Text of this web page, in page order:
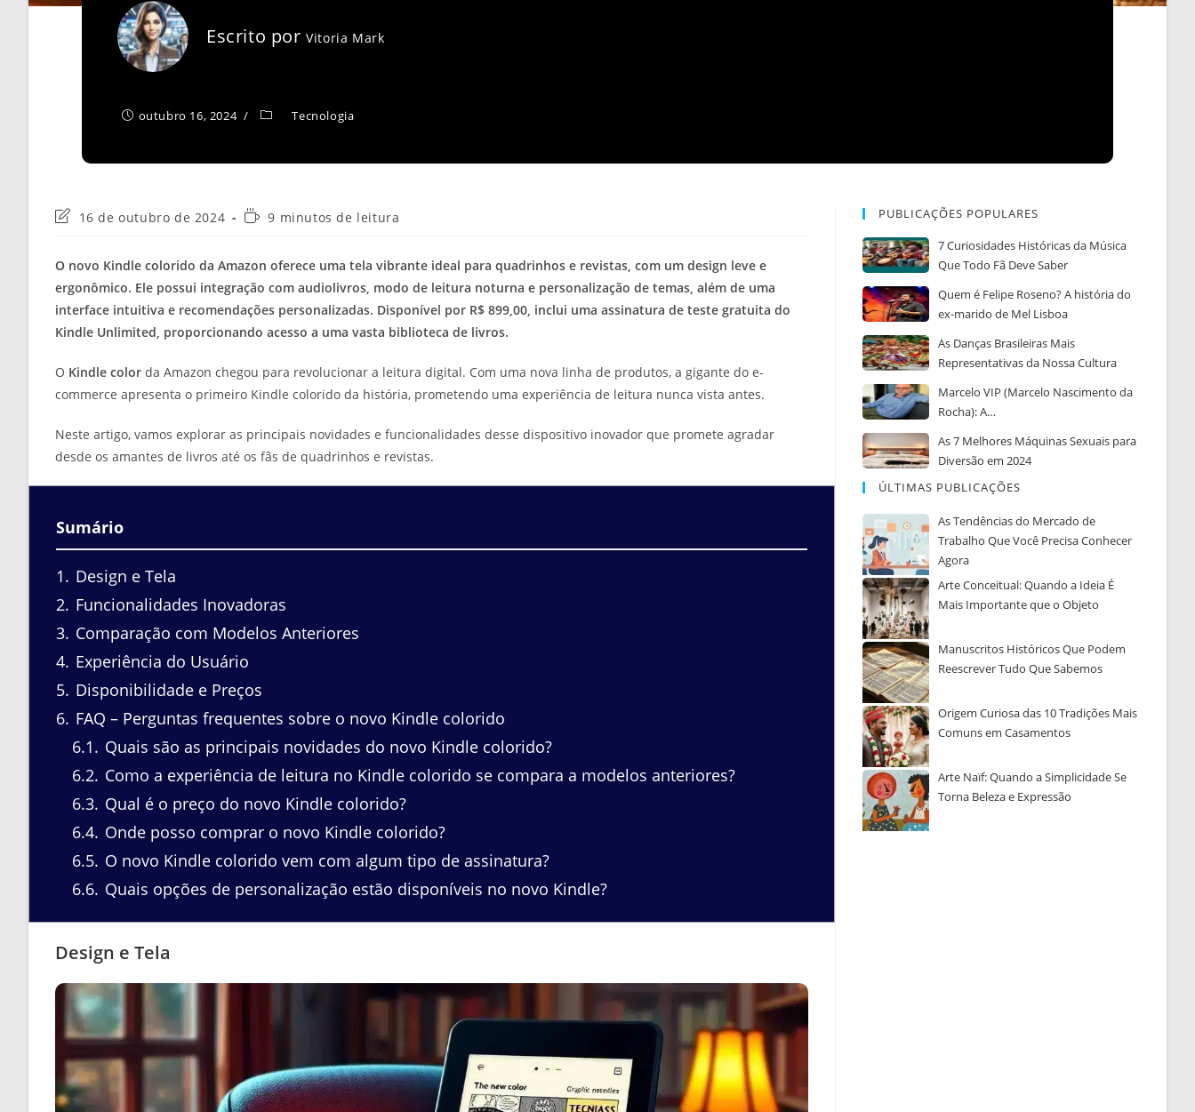
Escrito porVitoria Mark
outubro 16, 2024 Tecnologia
Última
post:
16 de outubro de 2024
Tempo9 minutos de leitura
O novo Kindle colorido da Amazon oferece uma tela vibrante ideal para quadrinhos e revistas, com um design leve e
ergonômico. Ele possui integração com audiolivros, modo de leitura noturna e personalização de temas, além de uma
interface intuitiva e recomendações personalizadas. Disponível por R$ 899,00, inclui uma assinatura de teste gratuita do
Kindle Unlimited, proporcionando acesso a uma vasta biblioteca de livros.
O Kindle color da Amazon chegou para revolucionar a leitura digital. Com uma nova linha de produtos, a gigante do e-
commerce apresenta o primeiro Kindle colorido da história, prometendo uma experiência de leitura nunca vista antes.
Neste artigo, vamos explorar as principais novidades e funcionalidades desse dispositivo inovador que promete agradar
desde os amantes de livros até os fãs de quadrinhos e revistas.
Sumário
1
Design e Tela
2 Funcionalidades Inovadoras
3 Comparação com Modelos Anteriores
4 Experiência do Usuário
5 Disponibilidade e Preços
6 FAQ – Perguntas frequentes sobre o novo Kindle colorido
6.1
Quais são as principais novidades do novo Kindle colorido?
6.2 Como a experiência de leitura no Kindle colorido se compara a modelos anteriores?
6.3 Qual é o preço do novo Kindle colorido?
6.4 Onde posso comprar o novo Kindle colorido?
6.5 O novo Kindle colorido vem com algum tipo de assinatura?
6.6 Quais opções de personalização estão disponíveis no novo Kindle?
Design e Tela
PUBLICAÇÕES POPULARES
7 Curiosidades Históricas da Música
Que Todo Fã Deve Saber
Quem é Felipe Roseno? A história do
ex-marido de Mel Lisboa
As Danças Brasileiras Mais
Representativas da Nossa Cultura
Marcelo VIP (Marcelo Nascimento da
Rocha): A…
As 7 Melhores Máquinas Sexuais para
Diversão em 2024
ÚLTIMAS PUBLICAÇÕES
As Tendências do Mercado de
Trabalho Que Você Precisa Conhecer
Agora
Arte Conceitual: Quando a Ideia É
Mais Importante que o Objeto
Manuscritos Históricos Que Podem
Reescrever Tudo Que Sabemos
Origem Curiosa das 10 Tradições Mais
Comuns em Casamentos
Arte Naïf: Quando a Simplicidade Se
Torna Beleza e Expressão